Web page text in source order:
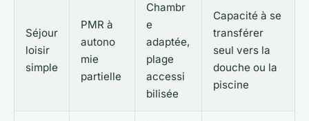
Séjour
loisir
simple
PMR à
autono
mie
partielle
Chambr
e
adaptée,
plage
accessi
bilisée
Capacité à se
transférer
seul vers la
douche ou la
piscine